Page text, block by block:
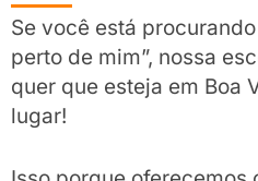
Se você está
perto de mim”, nossa
quer que esteja em Boa
lugar!